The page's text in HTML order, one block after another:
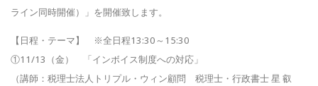
ライン同時開催）」を開催致します。
【日程・テーマ】 ※全日程13:30～15:30
①11/13（金） 「インボイス制度への対応」
（講師：税理士法人トリプル・ウィン顧問 税理士・行政書士 星 叡